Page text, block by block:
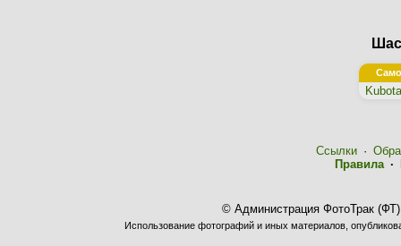
Ссылки·
Правила·
© Администрация ФотоТрак
Использование фотографий и иных материалов,